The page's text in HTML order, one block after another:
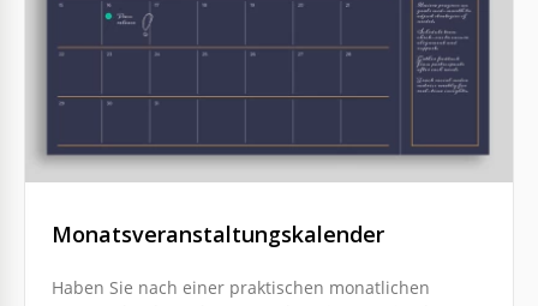
Monatsveranstaltungskalender
Haben Sie nach einer praktischen monatlichen